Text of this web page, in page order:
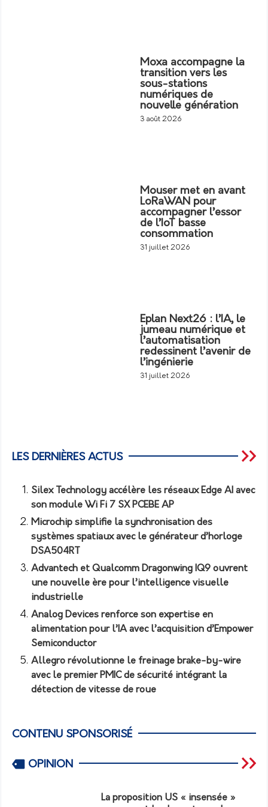
Moxa accompagne la
transition vers les
sous-stations
numériques de
nouvelle génération
3 août 2026
Mouser met en avant
LoRaWAN pour
accompagner l’essor
de l’IoT basse
consommation
31 juillet 2026
Eplan Next26 : l’IA, le
jumeau numérique et
l’automatisation
redessinent l’avenir de
l’ingénierie
31 juillet 2026
LES DERNIÈRES ACTUS
Silex Technology accélère les réseaux Edge AI avec
son module Wi Fi 7 SX PCEBE AP
Microchip simplifie la synchronisation des
systèmes spatiaux avec le générateur d’horloge
DSA504RT
Advantech et Qualcomm Dragonwing IQ9 ouvrent
une nouvelle ère pour l’intelligence visuelle
industrielle
Analog Devices renforce son expertise en
alimentation pour l’IA avec l’acquisition d’Empower
Semiconductor
Allegro révolutionne le freinage brake-by-wire
avec le premier PMIC de sécurité intégrant la
détection de vitesse de roue
CONTENU SPONSORISÉ
OPINION
La proposition US « insensée »